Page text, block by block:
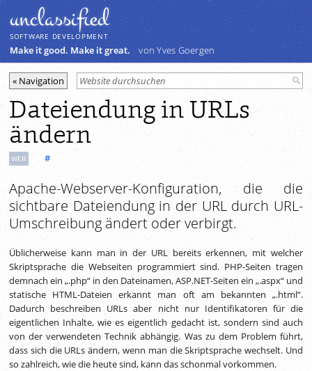
unclassiﬁed
SOFTWARE DEVELOPMENT
Make it good. Make it great. von Yves Goergen
Dateiendung in URLs
ändern
WEB #
Apache-Webserver-Konfiguration, die die
sichtbare Dateiendung in der URL durch URL-
Umschreibung ändert oder verbirgt.
Üblicherweise kann man in der URL bereits erkennen, mit welcher
Skriptsprache die Webseiten programmiert sind. PHP-Seiten tragen
demnach ein „.php“ in den Dateinamen, ASP.NET-Seiten ein „.aspx“ und
statische HTML-Dateien erkannt man oft am bekannten „.html“.
Dadurch beschreiben URLs aber nicht nur Identifikatoren für die
eigentlichen Inhalte, wie es eigentlich gedacht ist, sondern sind auch
von der verwendeten Technik abhängig. Was zu dem Problem führt,
dass sich die URLs ändern, wenn man die Skriptsprache wechselt. Und
so zahlreich, wie die heute sind, kann das schonmal vorkommen.